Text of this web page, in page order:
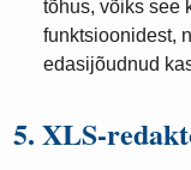
tõhus, võiks see
funktsioonidest,
edasijõudnud
5. XLS-